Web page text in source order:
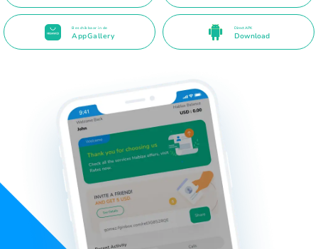
Beschikbaar in de
AppGallery
Direct APK
Download